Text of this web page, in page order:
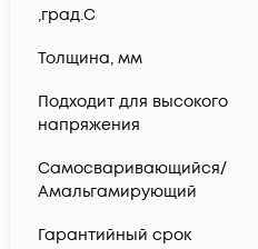
,град.C
Толщина, мм
Подходит для высокого
напряжения
Самосваривающийся/
Амальгамирующий
Гарантийный срок